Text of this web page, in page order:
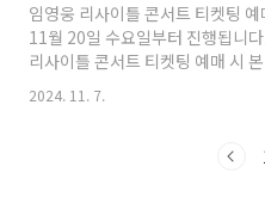
임영웅 리사이틀 콘서트 티켓팅
11월 20일 수요일부터 진행됩니
리사이틀 콘서트 티켓팅 예매 시
은 2024년 12월 27,28,29일과
2,3,4,일에 진행하며 이 글에서는
한 일정에 대해서 알아보겠습니다
2024. 11. 7.